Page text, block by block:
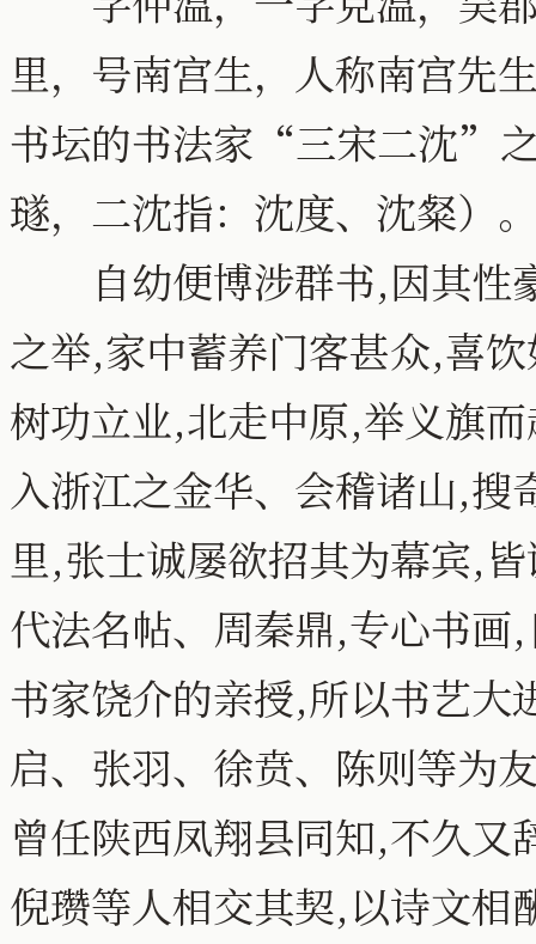
里，号南宫生，人称南宫先
书坛的书法家“三宋二沈”
璲，二沈指：沈度、沈粲）
自幼便博涉群书,因其性
之举,家中蓄养门客甚众,喜
树功立业,北走中原,举义旗
入浙江之金华、会稽诸山,
里,张士诚屡欲招其为幕宾,
代法名帖、周秦鼎,专心书
书家饶介的亲授,所以书艺大
启、张羽、徐贲、陈则等
曾任陕西凤翔县同知,不久
倪瓒等人相交其契,以诗文相